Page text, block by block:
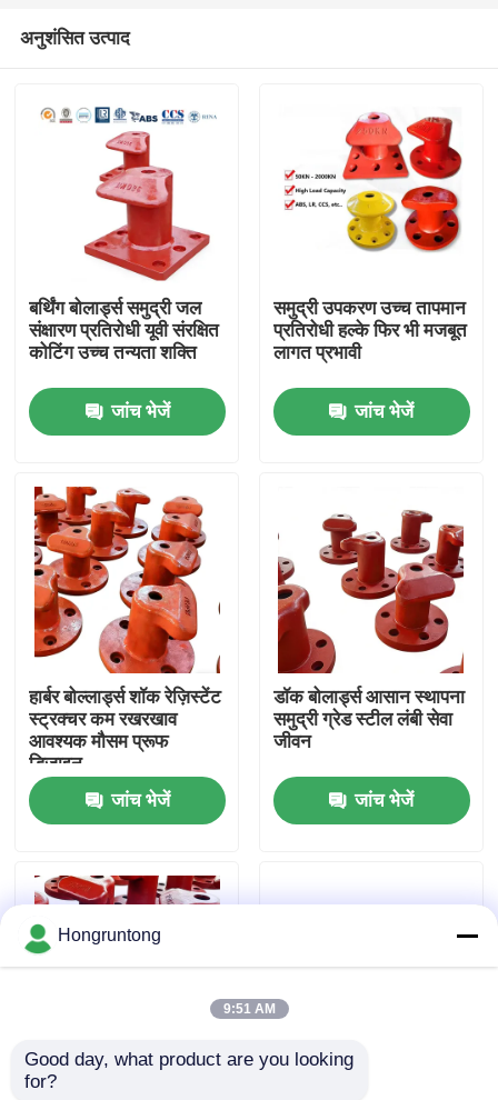
उत्पाद
वीडियो
हमारे बारे में
कारखाना भ्रमण
गुणवत्ता नियंत्रण
एक उद्धरण का अनुरोध करें
डॉक रबर फेंडर
वायवीय रबर फेंडर
अनुशंसित उत्पाद
बर्थिंग बोलार्ड्स समुद्री जल
संक्षारण प्रतिरोधी यूवी संरक्षित
कोटिंग उच्च तन्यता शक्ति
जांच भेजें
समुद्री उपकरण उच्च तापमान
प्रतिरोधी हल्के फिर भी मजबूत
लागत प्रभावी
जांच भेजें
हार्बर बोल्लार्ड्स शॉक रेज़िस्टेंट
स्ट्रक्चर कम रखरखाव
आवश्यक मौसम प्रूफ
डिज़ाइन
जांच भेजें
डॉक बोलार्ड्स आसान स्थापना
समुद्री ग्रेड स्टील लंबी सेवा
जीवन
जांच भेजें
लंगर लगाने वाले बोलार्ड्स भारी
Hongruntong
9:51 AM
Good day, what product are you looking
for?